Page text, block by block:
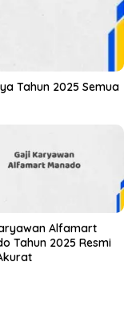
Tahun 2025 Semua
Alfamart
Tahun 2025 Resmi